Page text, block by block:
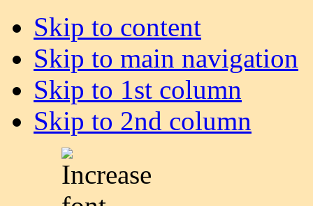
Skip to content
Skip to main navigation
Skip to 1st column
Skip to 2nd column